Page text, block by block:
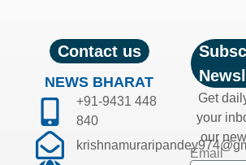
Contact us
NEWS BHARAT
+91-9431 448
840
Get
your
our
Email